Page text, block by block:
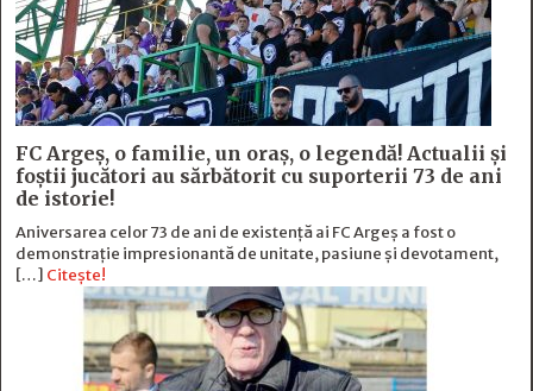
FC Argeş, o familie, un oraș, o legendă! Actualii şi
foştii jucători au sărbătorit cu suporterii 73 de ani
de istorie!
Aniversarea celor 73 de ani de existență ai FC Argeș a fost o
demonstrație impresionantă de unitate, pasiune și devotament,
[…] Citește!